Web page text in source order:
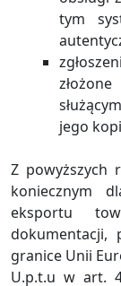
tym
jego
Z powyższych
koniecznym
eksportu
dokumentacji,
granice Unii
U.p.t.u w art.